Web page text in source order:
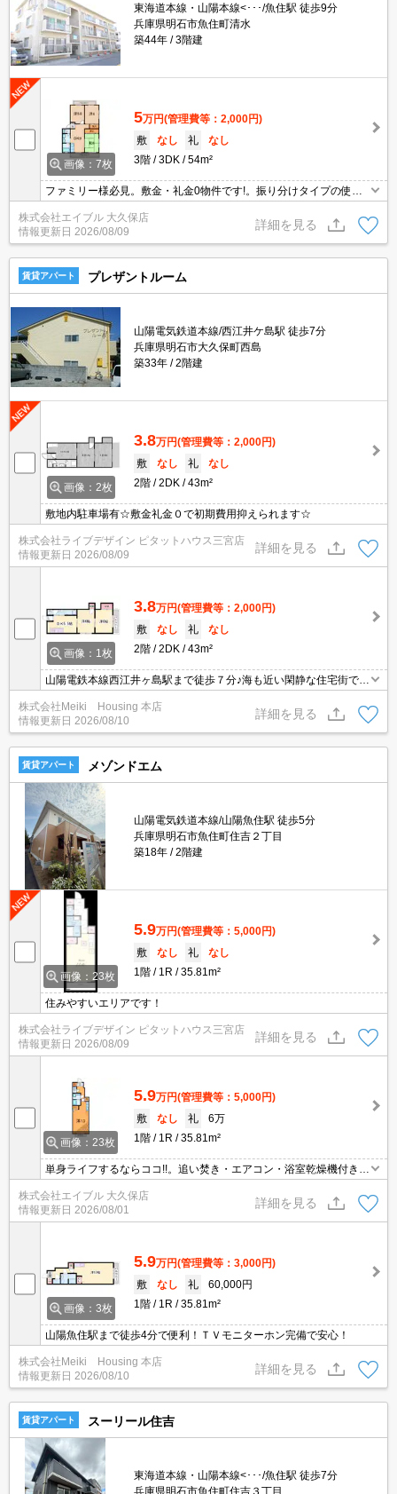
東海道本線・山陽本線<･･･/魚住駅 徒歩9分
兵庫県明石市魚住町清水
築44年
3階建
画像：7枚
5万円(管理費等：2,000円)
敷
なし 礼
なし
3階
3DK 54m²
ファミリー様必見。敷金・礼金0物件です!。振り分けタイプの使い
やすい間取り。サポートシステム加入要1,100円/月。保証会社加入
要(初回月総額50%、月総額+250円の1%/月)。
株式会社エイブル 大久保店
情報更新日 2026/08/09
詳細を見る
賃貸アパート プレザントルーム
山陽電気鉄道本線/西江井ケ島駅 徒歩7分
兵庫県明石市大久保町西島
築33年
2階建
画像：2枚
3.8万円(管理費等：2,000円)
敷
なし 礼
なし
2階
2DK 43m²
敷地内駐車場有☆敷金礼金０で初期費用抑えられます☆
株式会社ライブデザイン ピタットハウス三宮店
情報更新日 2026/08/09
詳細を見る
画像：1枚
3.8万円(管理費等：2,000円)
敷
なし 礼
なし
2階
2DK 43m²
山陽電鉄本線西江井ヶ島駅まで徒歩７分♪海も近い閑静な住宅街で住
環境◎
株式会社Meiki Housing 本店
情報更新日 2026/08/10
詳細を見る
賃貸アパート メゾンドエム
山陽電気鉄道本線/山陽魚住駅 徒歩5分
兵庫県明石市魚住町住吉２丁目
築18年
2階建
画像：23枚
5.9万円(管理費等：5,000円)
敷
なし 礼
なし
1階
1R 35.81m²
住みやすいエリアです！
株式会社ライブデザイン ピタットハウス三宮店
情報更新日 2026/08/09
詳細を見る
画像：23枚
5.9万円(管理費等：5,000円)
敷
なし 礼
6万
1階
1R 35.81m²
単身ライフするならココ!!。追い焚き・エアコン・浴室乾燥機付きで
設備充実!。耐震強度の高い2×4工法。最寄り駅まで徒歩5分！。買
い物便利な立地ですよ～!!。2沿線利用可能です。ぜひお問合せくだ
さい。
株式会社エイブル 大久保店
情報更新日 2026/08/01
詳細を見る
画像：3枚
5.9万円(管理費等：3,000円)
敷
なし 礼
60,000円
1階
1R 35.81m²
山陽魚住駅まで徒歩4分で便利！ＴＶモニターホン完備で安心！
株式会社Meiki Housing 本店
情報更新日 2026/08/10
詳細を見る
賃貸アパート スーリール住吉
東海道本線・山陽本線<･･･/魚住駅 徒歩7分
兵庫県明石市魚住町住吉３丁目